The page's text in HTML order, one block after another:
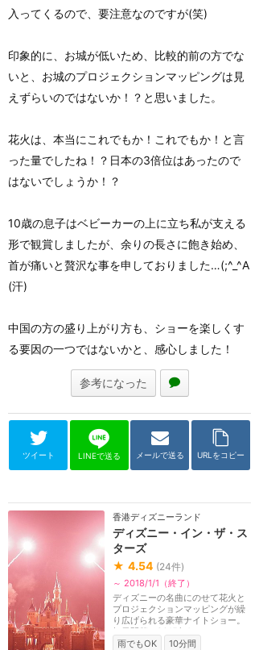
入ってくるので、要注意なのですが(笑)
印象的に、お城が低いため、比較的前の方でな
いと、お城のプロジェクションマッピングは見
えずらいのではないか！？と思いました。
花火は、本当にこれでもか！これでもか！と言
った量でしたね！？日本の3倍位はあったので
はないでしょうか！？
10歳の息子はベビーカーの上に立ち私が支える
形で観賞しましたが、余りの長さに飽き始め、
首が痛いと贅沢な事を申しておりました…(;^_^A
(汗)
中国の方の盛り上がり方も、ショーを楽しくす
る要因の一つではないかと、感心しました！
参考になった
ツイート LINEで送る メールで送る URLをコピー
香港ディズニーランド
ディズニー・イン・ザ・ス
ターズ
★ 4.54 (24件)
～ 2018/1/1（終了）
ディズニーの名曲にのせて花火と
プロジェクションマッピングが繰
り広げられる豪華ナイトショー。
毎日開催。2015年1...
雨でもOK
10分間